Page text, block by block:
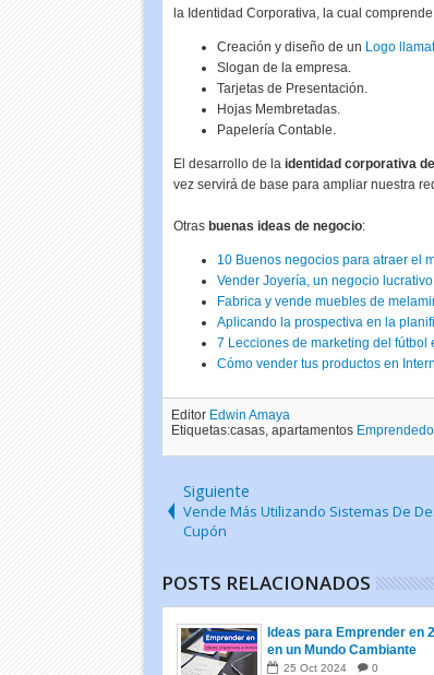
la Identidad Corporativa, la cual
Creación y diseño de un Logo
Slogan de la empresa.
Tarjetas de Presentación.
Hojas Membretadas.
Papelería Contable.
El desarrollo de la identidad corporativa
vez servirá de base para ampliar nuestra
Otras buenas ideas de negocio:
10 Buenos negocios para atraer el
Vender Joyería, un negocio lucrativo
Fabrica y vende muebles de
Aplicando la prospectiva en la
7 Lecciones de marketing del fútbol
Cómo vender tus productos en
Editor Edwin Amaya
Etiquetas:casas, apartamentos
Siguiente
Vende Más Utilizando Sistemas De
Cupón
POSTS RELACIONADOS
Ideas para Emprender en
en un Mundo Cambiante
25 Oct 2024 0